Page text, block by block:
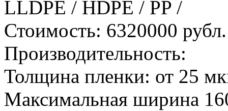
LLDPE / HDPE / PP /
Стоимость: 6320000 рубл.
Производительность:
Толщина пленки: от 25
Максимальная ширина